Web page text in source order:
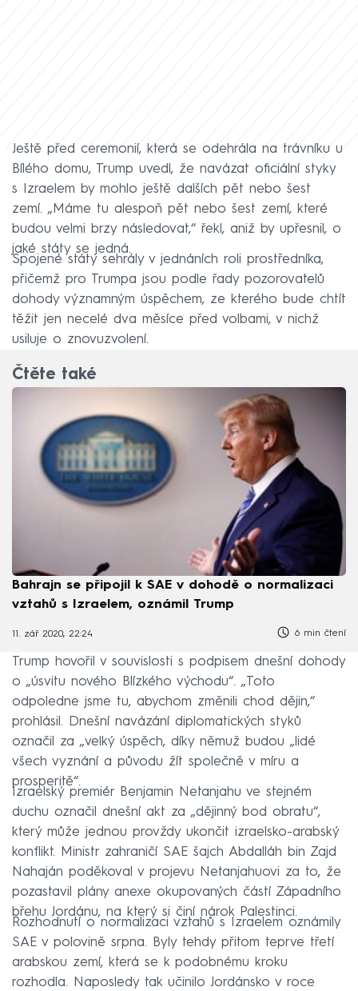
Ještě před ceremonií, která se odehrála na trávníku u
Bílého domu, Trump uvedl, že navázat oficiální styky
s Izraelem by mohlo ještě dalších pět nebo šest
zemí. „Máme tu alespoň pět nebo šest zemí, které
budou velmi brzy následovat,“ řekl, aniž by upřesnil, o
jaké státy se jedná.
Spojené státy sehrály v jednáních roli prostředníka,
přičemž pro Trumpa jsou podle řady pozorovatelů
dohody významným úspěchem, ze kterého bude chtít
těžit jen necelé dva měsíce před volbami, v nichž
usiluje o znovuzvolení.
Čtěte také
Bahrajn se připojil k SAE v dohodě o normalizaci
vztahů s Izraelem, oznámil Trump
11. zář 2020, 22:24 6 min čtení
Trump hovořil v souvislosti s podpisem dnešní dohody
o „úsvitu nového Blízkého východu“. „Toto
odpoledne jsme tu, abychom změnili chod dějin,“
prohlásil. Dnešní navázání diplomatických styků
označil za „velký úspěch, díky němuž budou „lidé
všech vyznání a původu žít společně v míru a
prosperitě“.
Izraelský premiér Benjamin Netanjahu ve stejném
duchu označil dnešní akt za „dějinný bod obratu“,
který může jednou provždy ukončit izraelsko-arabský
konflikt. Ministr zahraničí SAE šajch Abdalláh bin Zajd
Nahaján poděkoval v projevu Netanjahuovi za to, že
pozastavil plány anexe okupovaných částí Západního
břehu Jordánu, na který si činí nárok Palestinci.
Rozhodnutí o normalizaci vztahů s Izraelem oznámily
SAE v polovině srpna. Byly tehdy přitom teprve třetí
arabskou zemí, která se k podobnému kroku
rozhodla. Naposledy tak učinilo Jordánsko v roce